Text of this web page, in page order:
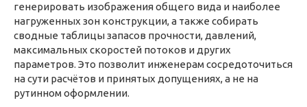
генерировать изображения общего вида и наиболее
нагруженных зон конструкции, а также собирать
сводные таблицы запасов прочности, давлений,
максимальных скоростей потоков и других
параметров. Это позволит инженерам сосредоточиться
на сути расчётов и принятых допущениях, а не на
рутинном оформлении.